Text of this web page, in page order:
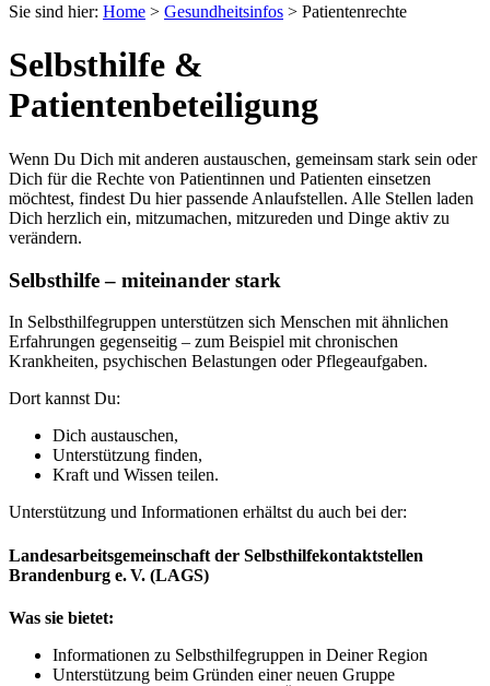
Sie sind hier: Home > Gesundheitsinfos > Patientenrechte
Selbsthilfe &
Patientenbeteiligung
Wenn Du Dich mit anderen austauschen, gemeinsam stark sein oder
Dich für die Rechte von Patientinnen und Patienten einsetzen
möchtest, findest Du hier passende Anlaufstellen. Alle Stellen laden
Dich herzlich ein, mitzumachen, mitzureden und Dinge aktiv zu
verändern.
Selbsthilfe – miteinander stark
In Selbsthilfegruppen unterstützen sich Menschen mit ähnlichen
Erfahrungen gegenseitig – zum Beispiel mit chronischen
Krankheiten, psychischen Belastungen oder Pflegeaufgaben.
Dort kannst Du:
Dich austauschen,
Unterstützung finden,
Kraft und Wissen teilen.
Unterstützung und Informationen erhältst du auch bei der:
Landesarbeitsgemeinschaft der Selbsthilfekontaktstellen
Brandenburg e. V. (LAGS)
Was sie bietet:
Informationen zu Selbsthilfegruppen in Deiner Region
Unterstützung beim Gründen einer neuen Gruppe